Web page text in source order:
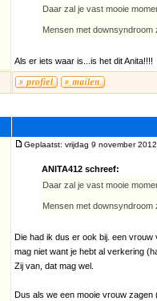
Daar zal je vast mooie
Mensen met downsyndroom
Als er iets waar is...is het dit Anita!!!!
Geplaatst: vrijdag 9 november
ANITA412 schreef:
Daar zal je vast mooie
Mensen met downsyndroom
Die had ik dus er ook bij. een
mag niet want je hebt al verkering
Zij van, dat mag wel.
Dus als we een mooie vrouw